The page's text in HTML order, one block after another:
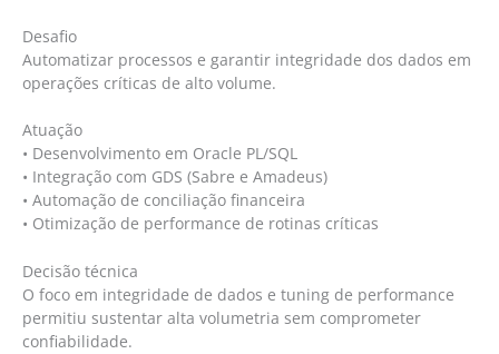
Desafio
Automatizar processos e garantir integridade dos dados em
operações críticas de alto volume.
Atuação
• Desenvolvimento em Oracle PL/SQL
• Integração com GDS (Sabre e Amadeus)
• Automação de conciliação financeira
• Otimização de performance de rotinas críticas
Decisão técnica
O foco em integridade de dados e tuning de performance
permitiu sustentar alta volumetria sem comprometer
confiabilidade.